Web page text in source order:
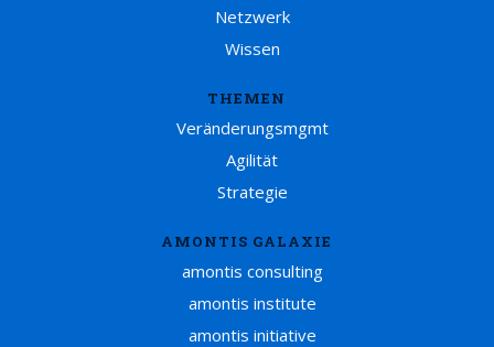
Netzwerk
Wissen
THEMEN
Veränderungsmgmt
Agilität
Strategie
AMONTIS GALAXIE
amontis consulting
amontis institute
amontis initiative